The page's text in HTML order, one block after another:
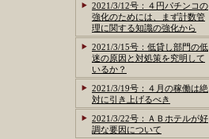
2021/3/12号：４円パチンコの
強化のためには、まず計数管
理に関する知識の強化から
2021/3/15号：低貸し部門の低
迷の原因と対処策を究明して
いるか？
2021/3/19号：４月の稼働は絶
対に引き上げるべき
2021/3/22号：ＡＢホテルが好
調な要因について